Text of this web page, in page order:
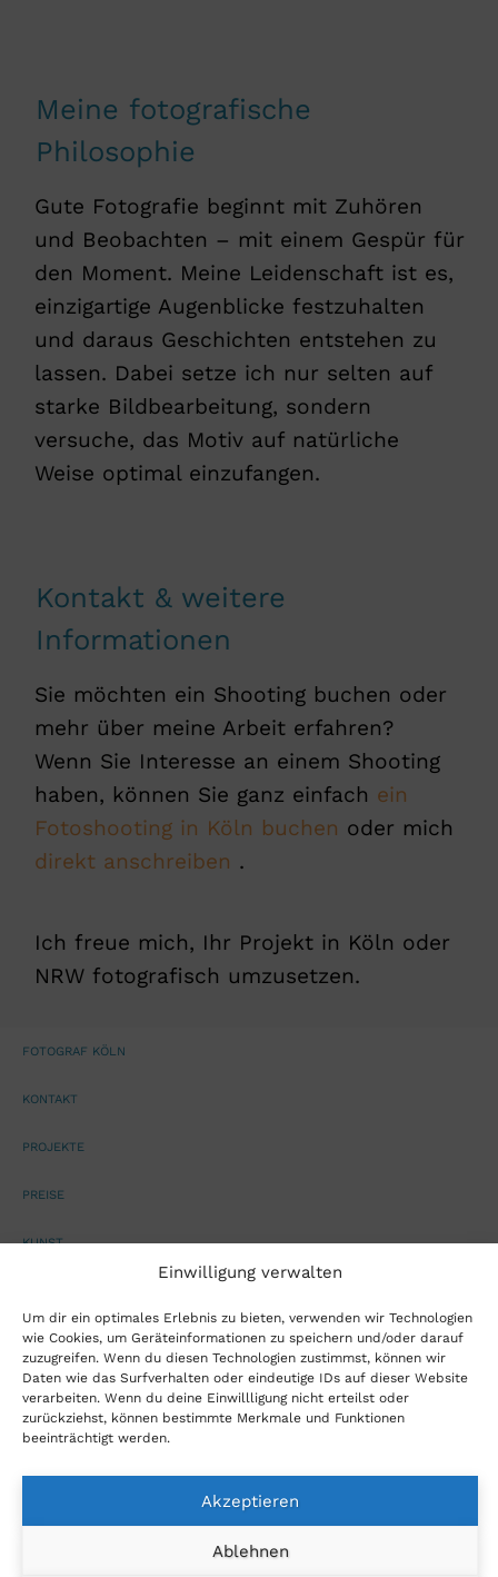
Einwilligung verwalten
Um dir ein optimales Erlebnis zu bieten, verwenden wir Technologien
wie Cookies, um Geräteinformationen zu speichern und/oder darauf
zuzugreifen. Wenn du diesen Technologien zustimmst, können wir
Daten wie das Surfverhalten oder eindeutige IDs auf dieser Website
verarbeiten. Wenn du deine Einwillligung nicht erteilst oder
zurückziehst, können bestimmte Merkmale und Funktionen
beeinträchtigt werden.
Akzeptieren
Ablehnen
Meine fotografische
Philosophie
Gute Fotografie beginnt mit Zuhören
und Beobachten – mit einem Gespür für
den Moment. Meine Leidenschaft ist es,
einzigartige Augenblicke festzuhalten
und daraus Geschichten entstehen zu
lassen. Dabei setze ich nur selten auf
starke Bildbearbeitung, sondern
versuche, das Motiv auf natürliche
Weise optimal einzufangen.
Kontakt & weitere
Informationen
Sie möchten ein Shooting buchen oder
mehr über meine Arbeit erfahren?
Wenn Sie Interesse an einem Shooting
haben, können Sie ganz einfach ein
Fotoshooting in Köln buchen oder mich
direkt anschreiben .
Ich freue mich, Ihr Projekt in Köln oder
NRW fotografisch umzusetzen.
PREISE
KUNST
FOTOGRAF KÖLN
KONTAKT
PROJEKTE
AGB
DATENSCHUTZERKLÄRUNG
IMPRESSUM
DOWNLOADS